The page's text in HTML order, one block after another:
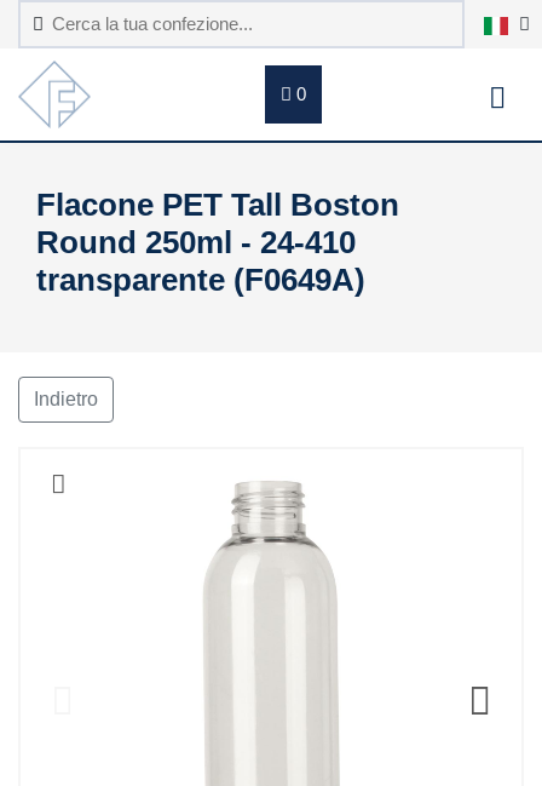
0
Flacone PET Tall Boston
Round 250ml - 24-410
transparente (F0649A)
Indietro